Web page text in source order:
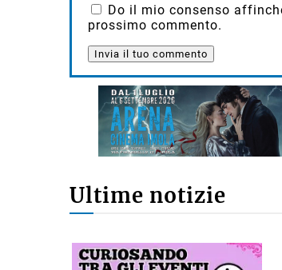
Do il mio consenso
prossimo commento.
Ultime notizie